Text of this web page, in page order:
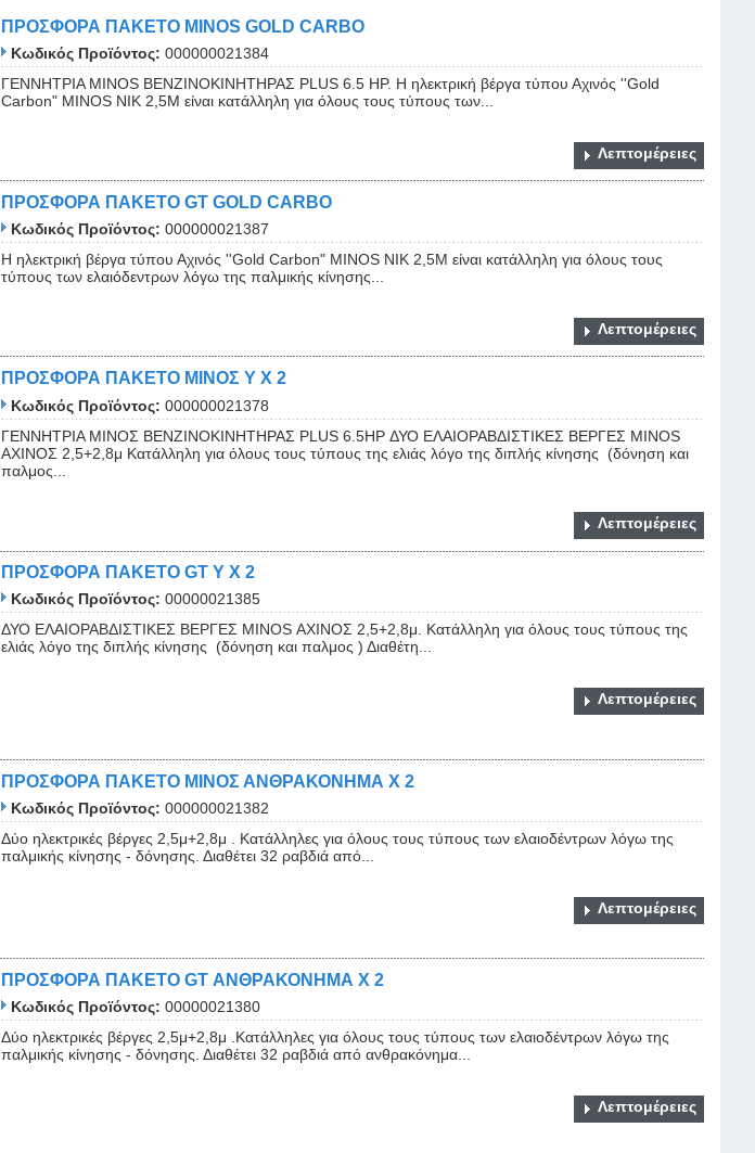
ΠΡΟΣΦΟΡΑ ΠΑΚΕΤΟ MINOS GOLD CARBO
Κωδικός Προϊόντος: 000000021384
ΓΕΝΝΗΤΡΙΑ MINOS ΒΕΝΖΙΝΟΚΙΝΗΤΗΡΑΣ PLUS 6.5 HP. Η ηλεκτρική βέργα τύπου Αχινός ''Gold
Carbon" ΜΙΝΟS NIK 2,5Μ είναι κατάλληλη για όλους τους τύπους των...
Λεπτομέρειες
ΠΡΟΣΦΟΡΑ ΠΑΚΕΤΟ GT GOLD CARBO
Κωδικός Προϊόντος: 000000021387
Η ηλεκτρική βέργα τύπου Αχινός ''Gold Carbon" ΜΙΝΟS NIK 2,5Μ είναι κατάλληλη για όλους τους
τύπους των ελαιόδεντρων λόγω της παλμικής κίνησης...
Λεπτομέρειες
ΠΡΟΣΦΟΡΑ ΠΑΚΕΤΟ ΜΙΝΟΣ Y X 2
Κωδικός Προϊόντος: 000000021378
ΓΕΝΝΗΤΡΙΑ ΜΙΝΟΣ ΒΕΝΖΙΝΟΚΙΝΗΤΗΡΑΣ PLUS 6.5HP ΔΥΟ ΕΛΑΙΟΡΑΒΔΙΣΤΙΚΕΣ ΒΕΡΓΕΣ MINOS
ΑΧΙΝΟΣ 2,5+2,8μ Κατάλληλη για όλους τους τύπους της ελιάς λόγο της διπλής κίνησης (δόνηση και
παλμος...
Λεπτομέρειες
ΠΡΟΣΦΟΡΑ ΠΑΚΕΤΟ GT Y X 2
Κωδικός Προϊόντος: 00000021385
ΔΥΟ ΕΛΑΙΟΡΑΒΔΙΣΤΙΚΕΣ ΒΕΡΓΕΣ MINOS ΑΧΙΝΟΣ 2,5+2,8μ. Kατάλληλη για όλους τους τύπους της
ελιάς λόγο της διπλής κίνησης (δόνηση και παλμος ) Διαθέτη...
Λεπτομέρειες
ΠΡΟΣΦΟΡΑ ΠΑΚΕΤΟ ΜΙΝΟΣ ΑΝΘΡΑΚΟΝΗΜΑ Χ 2
Κωδικός Προϊόντος: 000000021382
Δύο ηλεκτρικές βέργες 2,5μ+2,8μ . Κατάλληλες για όλους τους τύπους των ελαιοδέντρων λόγω της
παλμικής κίνησης - δόνησης. Διαθέτει 32 ραβδιά από...
Λεπτομέρειες
ΠΡΟΣΦΟΡΑ ΠΑΚΕΤΟ GT ΑΝΘΡΑΚΟΝΗΜΑ Χ 2
Κωδικός Προϊόντος: 00000021380
Δύο ηλεκτρικές βέργες 2,5μ+2,8μ .Κατάλληλες για όλους τους τύπους των ελαιοδέντρων λόγω της
παλμικής κίνησης - δόνησης. Διαθέτει 32 ραβδιά από ανθρακόνημα...
Λεπτομέρειες